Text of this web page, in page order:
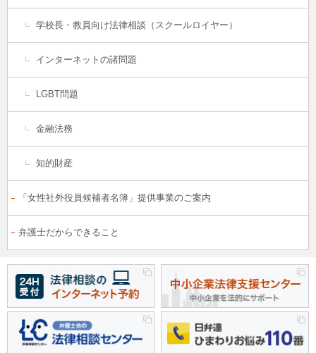
学校長・教員向け法律相談（スクールロイヤー）
インターネットの諸問題
LGBT問題
金融法務
知的財産
「女性社外役員候補者名簿」提供事業のご案内
弁護士だからできること